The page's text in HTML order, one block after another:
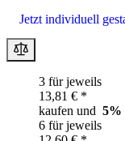
Jetzt individuell
3 für jeweils
13,81 € *
kaufen und 5%
6 für jeweils